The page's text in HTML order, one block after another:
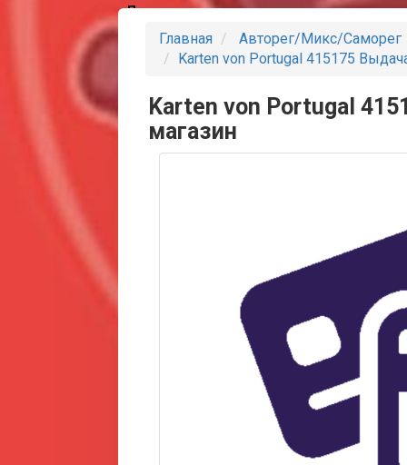
Партнеры
Главная
Авторег/Микс/Саморег
Karten von Portugal 415175
Karten von Portugal
магазин